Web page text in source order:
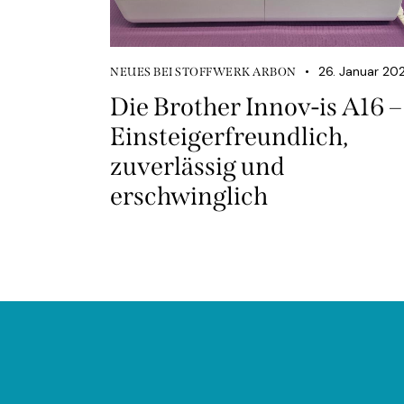
NEUES BEI STOFFWERK ARBON 26. Januar
Die Brother Innov-is A16 –
Einsteigerfreundlich,
zuverlässig und
erschwinglich